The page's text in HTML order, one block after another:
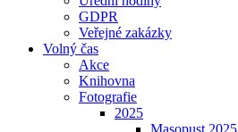
GDPR
Veřejné zakázky
Volný čas
Akce
Knihovna
Fotografie
2025
Masopust 2025